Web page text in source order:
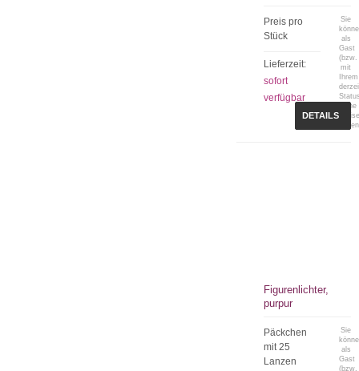
Preis pro
Stück
Lieferzeit:
sofort
verfügbar
Sie
als
Gast
(bzw.
mit
Ihrem
keine
DETAILS
Figurenlichter,
purpur
Päckchen
mit 25
Lanzen
Sie
als
Gast
(bzw.